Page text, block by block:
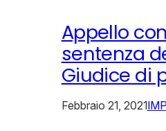
Appello
sentenza
Giudice di
Febbraio 21, 2021